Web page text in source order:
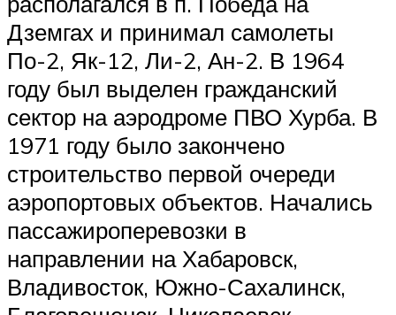
Дземгах и принимал самолеты
По-2, Як-12, Ли-2, Ан-2. В 1964
году был выделен гражданский
сектор на аэродроме ПВО Хурба. В
1971 году было закончено
строительство первой очереди
аэропортовых объектов. Начались
пассажироперевозки в
направлении на Хабаровск,
Владивосток, Южно-Сахалинск,